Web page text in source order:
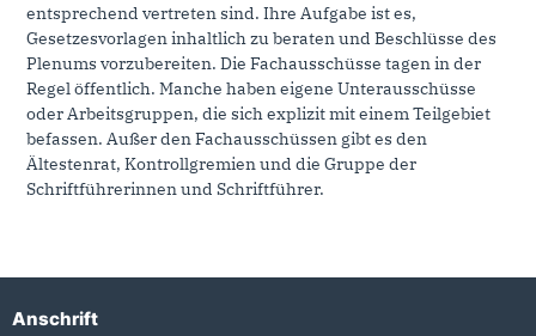
entsprechend vertreten sind. Ihre Aufgabe ist es,
Gesetzesvorlagen inhaltlich zu beraten und Beschlüsse des
Plenums vorzubereiten. Die Fachausschüsse tagen in der
Regel öffentlich. Manche haben eigene Unterausschüsse
oder Arbeitsgruppen, die sich explizit mit einem Teilgebiet
befassen. Außer den Fachausschüssen gibt es den
Ältestenrat, Kontrollgremien und die Gruppe der
Schriftführerinnen und Schriftführer.
Fußbereich
Anschrift